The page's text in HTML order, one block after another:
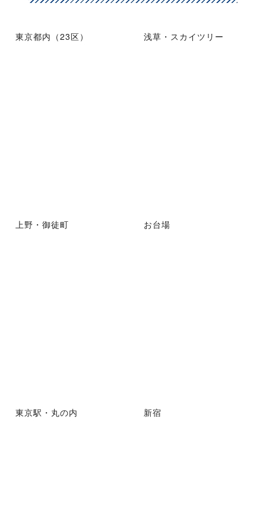
東京都内（23区） 浅草・スカイツリー
上野・御徒町 お台場
東京駅・丸の内 新宿